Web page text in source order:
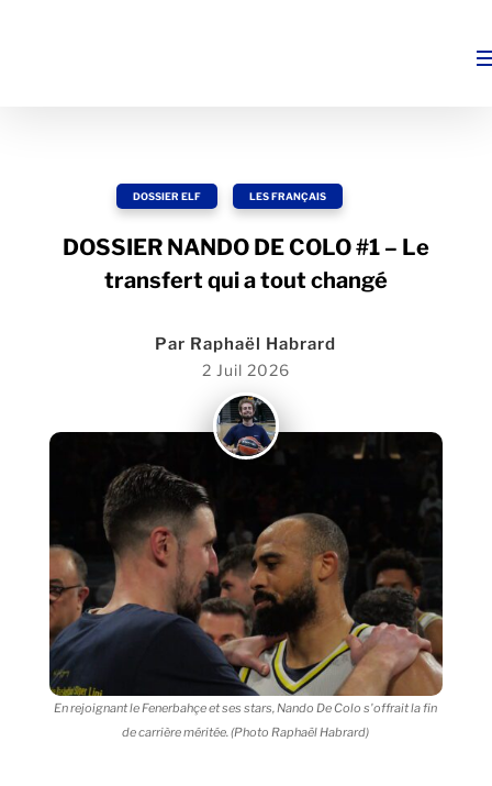
DOSSIER ELF LES FRANÇAIS
DOSSIER NANDO DE COLO #1 – Le
transfert qui a tout changé
Par Raphaël Habrard
2 Juil 2026
En rejoignant le Fenerbahçe et ses stars, Nando De Colo s'offrait la fin
de carrière méritée. (Photo Raphaël Habrard)